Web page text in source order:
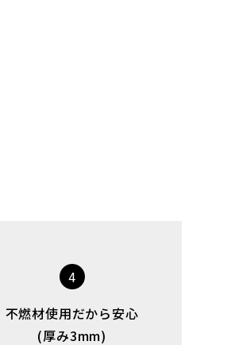
4
不燃材使用だから安心
(厚み3mm)